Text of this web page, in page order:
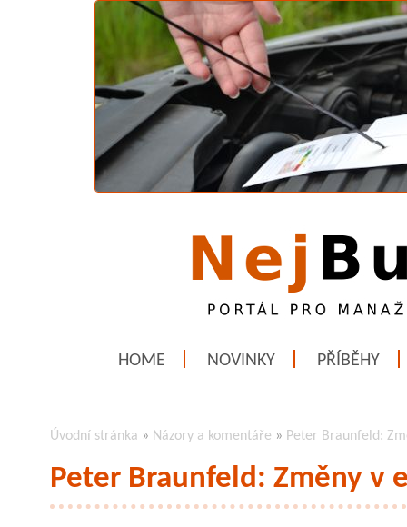
HOME NOVINKY PŘÍBĚHY
Úvodní stránka » Názory a komentáře » Peter Braunfeld:
Peter Braunfeld: Změny v